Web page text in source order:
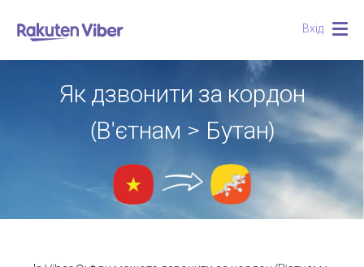
Вхід
Як дзвонити за кордон
(В'єтнам > Бутан)